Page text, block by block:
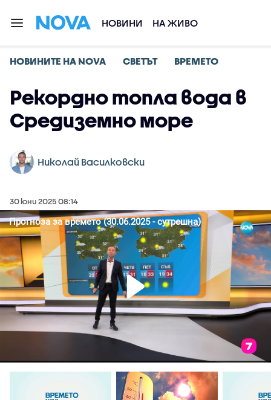
НОВИНИ НА ЖИВО
НОВИНИТЕ НА NOVA СВЕТЪТ ВРЕМЕТО
Рекордно топла вода в
Средиземно море
Николай Василковски
30 юни 2025 08:14